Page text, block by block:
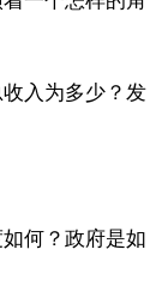
收入为多少？发
何？政府是如